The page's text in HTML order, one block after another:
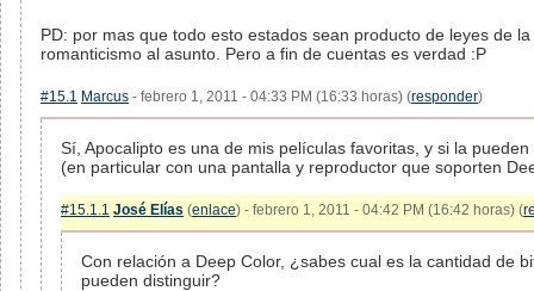
PD: por mas que todo esto estados sean producto de leyes de
romanticismo al asunto. Pero a fin de cuentas es verdad :P
#15.1 Marcus - febrero 1, 2011 - 04:33 PM (16:33 horas) (responder)
Sí, Apocalipto es una de mis películas favoritas, y si la
(en particular con una pantalla y reproductor que soporten
#15.1.1 José Elías (enlace) - febrero 1, 2011 - 04:42 PM (16:42 horas) (
Con relación a Deep Color, ¿sabes cual es la cantidad de
pueden distinguir?